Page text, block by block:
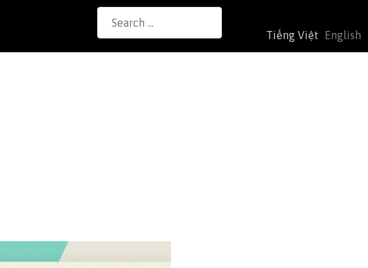
Search
for:
Tiếng Việt English